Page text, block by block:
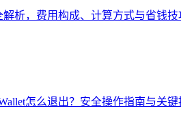
解析，费用构成、计算方式与省钱技
怎么退出？安全操作指南与关键